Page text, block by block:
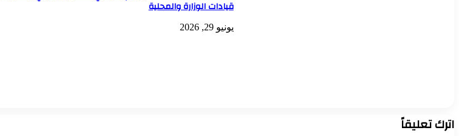
قيادات الوزارة والمحلية
يونيو 29, 2026
اترك تعليقاً